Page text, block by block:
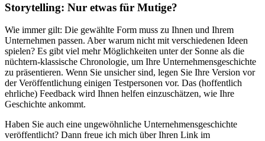
Storytelling: Nur etwas für Mutige?
Wie immer gilt: Die gewählte Form muss zu Ihnen und Ihrem
Unternehmen passen. Aber warum nicht mit verschiedenen Ideen
spielen? Es gibt viel mehr Möglichkeiten unter der Sonne als die
nüchtern-klassische Chronologie, um Ihre Unternehmensgeschichte
zu präsentieren. Wenn Sie unsicher sind, legen Sie Ihre Version vor
der Veröffentlichung einigen Testpersonen vor. Das (hoffentlich
ehrliche) Feedback wird Ihnen helfen einzuschätzen, wie Ihre
Geschichte ankommt.
Haben Sie auch eine ungewöhnliche Unternehmensgeschichte
veröffentlicht? Dann freue ich mich über Ihren Link im